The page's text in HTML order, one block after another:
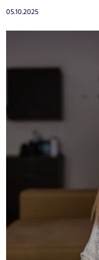
05.10.2025